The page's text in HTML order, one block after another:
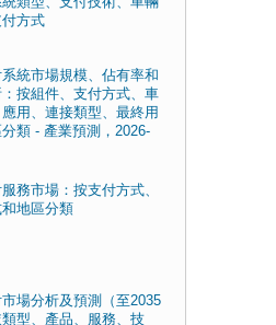
方式
統市場規模、佔有率和
按組件、支付方式、車
用、連接類型、最終用
類 - 產業預測，2026-
務市場：按支付方式、
地區分類
場分析及預測（至2035
型、產品、服務、技